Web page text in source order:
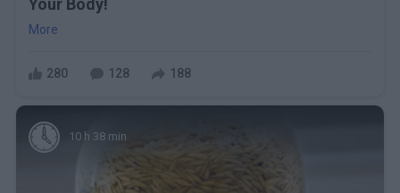
More
280 128 188
10 h 38 min